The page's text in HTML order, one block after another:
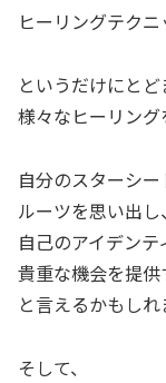
ヒーリングテクニ
というだけにとど
様々なヒーリン
自分のスターシ
ルーツを思い出し
自己のアイデン
貴重な機会を提供
と言えるかもしれ
そして、